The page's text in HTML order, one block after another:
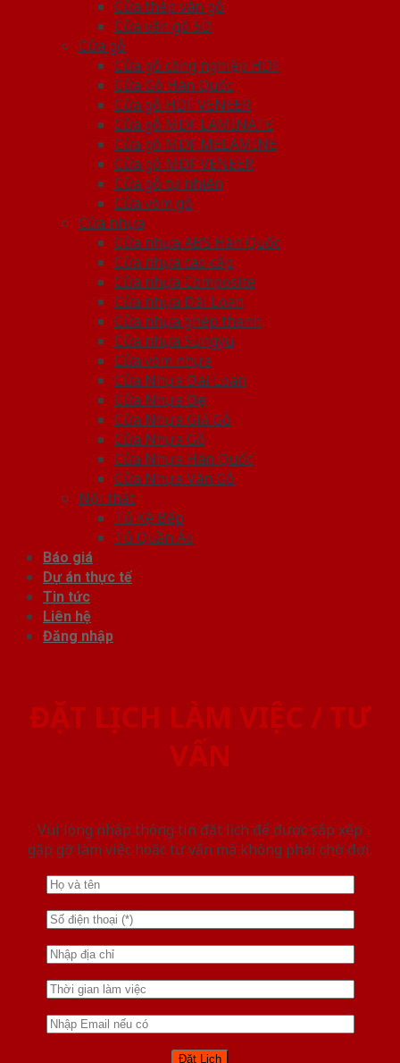
Cửa thép vân gỗ
Cửa vân gỗ 5D
Cửa gỗ
Cửa gỗ công nghiệp HDF
Cửa Gỗ Hàn Quốc
Cửa gỗ HDF VENEER
Cửa gỗ MDF LAMINATE
Cửa gỗ MDF MELAMINE
Cửa gỗ MDF VENEER
Cửa gỗ tự nhiên
Cửa vòm gỗ
Cửa nhựa
Cửa nhựa ABS Hàn Quốc
Cửa nhựa cao cấp
Cửa nhựa Composite
Cửa nhựa Đài Loan
Cửa nhựa ghép thanh
Cửa nhựa Sungyu
Cửa vòm nhựa
Cửa Nhựa Đài Loan
Cửa Nhựa Đẹp
Cửa Nhựa Giả Gỗ
Cửa Nhựa Gỗ
Cửa Nhựa Hàn Quốc
Cửa Nhựa Vân Gỗ
Nội thất
Tủ Kệ Bếp
Tủ Quần Áo
Báo giá
Dự án thực tế
Tin tức
Liên hệ
Đăng nhập
ĐẶT LỊCH LÀM VIỆC / TƯ
VẤN
Vui lòng nhập thông tin đặt lịch để được sắp xếp
gặp gỡ làm việc hoăc tư vấn mà không phải chờ đợi.